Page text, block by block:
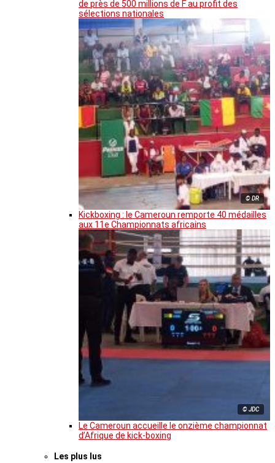
de près de 500 millions de F au profit des
sélections nationales
© DR
Kickboxing : le Cameroun remporte 40 médailles
aux 11e Championnats africains
© JDC
Le Cameroun accueille le onzième championnat
d’Afrique de kick-boxing
Les plus lus